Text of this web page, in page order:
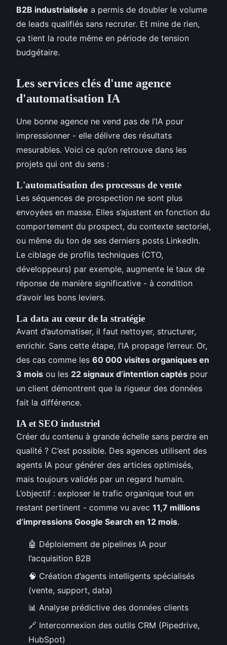
B2B industrialisée a permis de doubler le volume
de leads qualifiés sans recruter. Et mine de rien,
ça tient la route même en période de tension
budgétaire.
Les services clés d'une agence
d'automatisation IA
Une bonne agence ne vend pas de l’IA pour
impressionner - elle délivre des résultats
mesurables. Voici ce qu’on retrouve dans les
projets qui ont du sens :
L'automatisation des processus de vente
Les séquences de prospection ne sont plus
envoyées en masse. Elles s’ajustent en fonction du
comportement du prospect, du contexte sectoriel,
ou même du ton de ses derniers posts LinkedIn.
Le ciblage de profils techniques (CTO,
développeurs) par exemple, augmente le taux de
réponse de manière significative - à condition
d’avoir les bons leviers.
La data au cœur de la stratégie
Avant d’automatiser, il faut nettoyer, structurer,
enrichir. Sans cette étape, l’IA propage l’erreur. Or,
des cas comme les 60 000 visites organiques en
3 mois ou les 22 signaux d’intention captés pour
un client démontrent que la rigueur des données
fait la différence.
IA et SEO industriel
Créer du contenu à grande échelle sans perdre en
qualité ? C’est possible. Des agences utilisent des
agents IA pour générer des articles optimisés,
mais toujours validés par un regard humain.
L’objectif : exploser le trafic organique tout en
restant pertinent - comme vu avec 11,7 millions
d’impressions Google Search en 12 mois.
🤖 Déploiement de pipelines IA pour
l’acquisition B2B
🧠 Création d’agents intelligents spécialisés
(vente, support, data)
📊 Analyse prédictive des données clients
🔗 Interconnexion des outils CRM (Pipedrive,
HubSpot)